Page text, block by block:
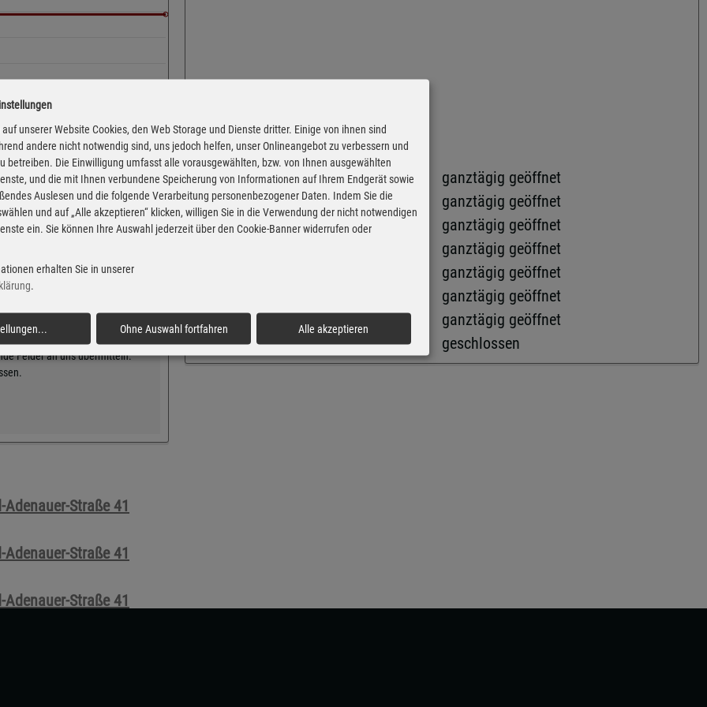
der Markttransparenzstelle
Informationsdienst,
übernehmen. Alle
der jeweiligen
Felder an uns übermitteln.
Bremer Str. 53
27239 Twistringen
Montag
ganztägig geöffnet
Dienstag
ganztägig geöffnet
Mittwoch
ganztägig geöffnet
ganztägig geöffnet
ganztägig geöffnet
ganztägig geöffnet
Sonntag
ganztägig geöffnet
Feiertag
geschlossen
Straße 41
Straße 41
Straße 41
unserer Website Cookies, den Web Storage und Dienste dritter. Einige von ihnen sind
andere nicht notwendig sind, uns jedoch helfen, unser Onlineangebot zu verbessern und
betreiben. Die Einwilligung umfasst alle vorausgewählten, bzw. von Ihnen ausgewählten
und die mit Ihnen verbundene Speicherung von Informationen auf Ihrem Endgerät sowie
Auslesen und die folgende Verarbeitung personenbezogener Daten. Indem Sie die
und auf „Alle akzeptieren“ klicken, willigen Sie in die Verwendung der nicht notwendigen
ein. Sie können Ihre Auswahl jederzeit über den Cookie-Banner widerrufen oder
erhalten Sie in unserer
.
... Ohne Auswahl fortfahren Alle akzeptieren